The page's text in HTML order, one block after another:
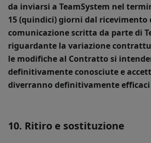
da inviarsi a TeamSystem nel
15 (quindici) giorni dal ricevimento
comunicazione scritta da parte di
riguardante la variazione
le modifiche al Contratto si
definitivamente conosciute e
diverranno definitivamente
10. Ritiro e sostituzione